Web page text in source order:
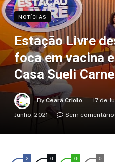
NOTÍCIAS
Estação Livre
foca em vacina
Casa Sueli
By Ceará Criolo 17 de
Junho, 2021
Sem
2 0 0 0